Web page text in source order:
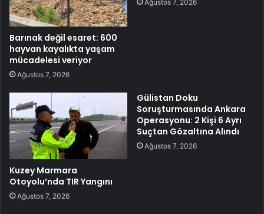
Barınak değil esaret: 600
hayvan kayalıkta yaşam
mücadelesi veriyor
Ağustos 7, 2026
Ağustos 7, 2026
Kuzey Marmara
Otoyolu’nda TIR Yangını
Ağustos 7, 2026
Gülistan Doku
Soruşturmasında Ankara
Operasyonu: 2 Kişi 6 Ayrı
Suçtan Gözaltına Alındı
Ağustos 7, 2026